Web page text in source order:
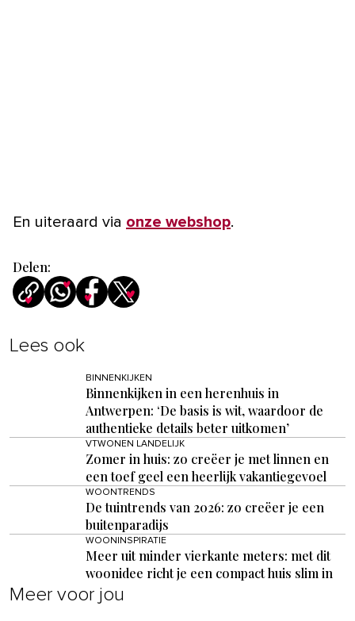
En uiteraard via onze webshop.
Delen:
Lees ook
BINNENKIJKEN
Binnenkijken in een herenhuis in
Antwerpen: ‘De basis is wit, waardoor de
authentieke details beter uitkomen’
VTWONEN LANDELIJK
Zomer in huis: zo creëer je met linnen en
een toef geel een heerlijk vakantiegevoel
WOONTRENDS
De tuintrends van 2026: zo creëer je een
buitenparadijs
WOONINSPIRATIE
Meer uit minder vierkante meters: met dit
woonidee richt je een compact huis slim in
Meer voor jou